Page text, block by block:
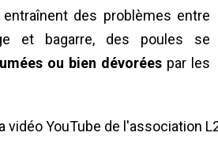
des problèmes entre
et bagarre, des poules se
ou bien dévorées par les